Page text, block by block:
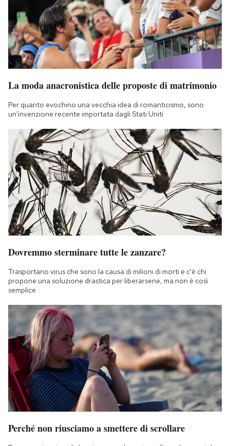
La moda anacronistica delle proposte di matrimonio
Per quanto evochino una vecchia idea di romanticismo, sono
un'invenzione recente importata dagli Stati Uniti
Dovremmo sterminare tutte le zanzare?
Trasportano virus che sono la causa di milioni di morti e c'è chi
propone una soluzione drastica per liberarsene, ma non è così
semplice
Perché non riusciamo a smettere di scrollare